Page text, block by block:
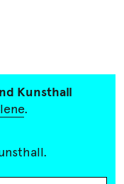
Kunsthall
.